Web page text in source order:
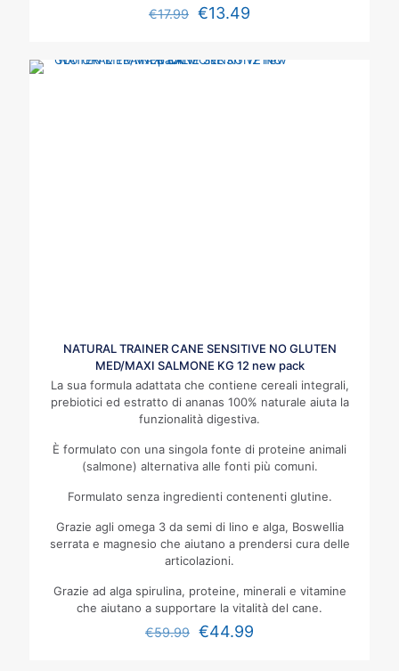
€17.99 €13.49
NATURAL TRAINER CANE SENSITIVE NO GLUTEN
MED/MAXI SALMONE KG 12 new pack
La sua formula adattata che contiene cereali integrali,
prebiotici ed estratto di ananas 100% naturale aiuta la
funzionalità digestiva.
È formulato con una singola fonte di proteine animali
(salmone) alternativa alle fonti più comuni.
Formulato senza ingredienti contenenti glutine.
Grazie agli omega 3 da semi di lino e alga, Boswellia
serrata e magnesio che aiutano a prendersi cura delle
articolazioni.
Grazie ad alga spirulina, proteine, minerali e vitamine
che aiutano a supportare la vitalità del cane.
€59.99 €44.99